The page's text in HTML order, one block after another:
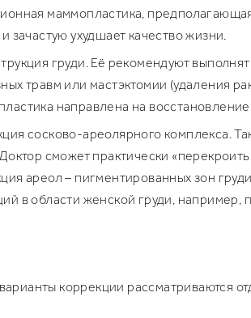
маммопластика,
зачастую ухудшает качество жизни.
груди. Её рекомендуют
травм или мастэктомии (удаления
направлена на
сосково-ареолярного комплекса.
сможет практически
ареол – пигментированных зон
в области женской груди, например,
коррекции рассматриваются